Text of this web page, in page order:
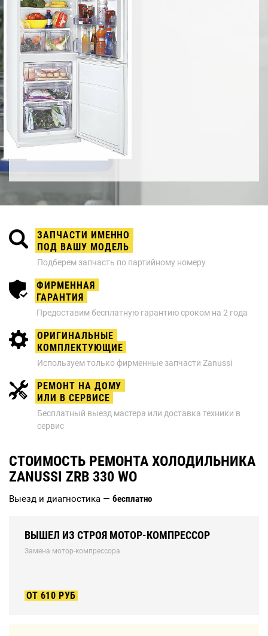
ЗАПЧАСТИ ИМЕННО
ПОД ВАШУ МОДЕЛЬ
Подберем запчасть по партийному номеру
ФИРМЕННАЯ
ГАРАНТИЯ
Предоставим бесплатную гарантию сроком на 2 года
ОРИГИНАЛЬНЫЕ
КОМПЛЕКТУЮЩИЕ
Используем только фирменные запчасти Zanussi
РЕМОНТ НА ДОМУ
ИЛИ В СЕРВИСЕ
Бесплатный выезд мастера или доставка техники в
сервис
СТОИМОСТЬ РЕМОНТА ХОЛОДИЛЬНИКА
ZANUSSI ZRB 330 WO
Выезд и диагностика — бесплатно
ВЫШЕЛ ИЗ СТРОЯ МОТОР-КОМПРЕССОР
Замена мотор-компрессора
ОТ 610 РУБ